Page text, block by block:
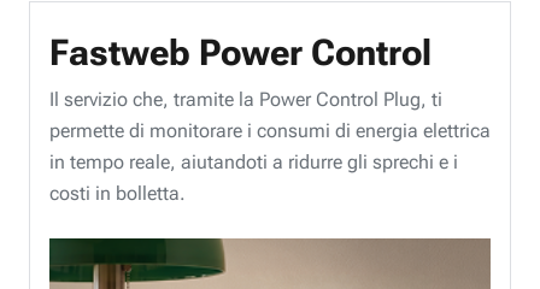
Fastweb Power Control
Il servizio che, tramite la Power Control Plug, ti
permette di monitorare i consumi di energia elettrica
in tempo reale, aiutandoti a ridurre gli sprechi e i
costi in bolletta.